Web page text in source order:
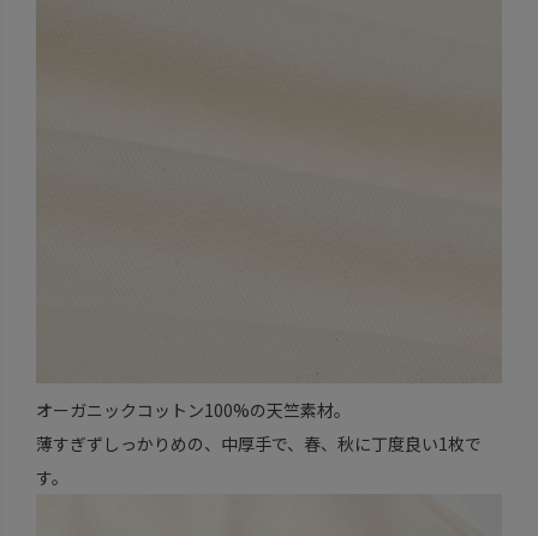
オーガニックコットン100%の天竺素材。
薄すぎずしっかりめの、中厚手で、春、秋に丁度良い1枚で
す。